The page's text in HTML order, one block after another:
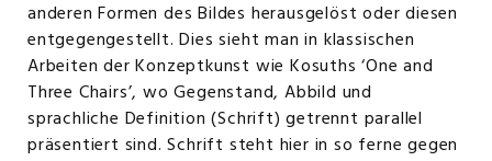
anderen Formen des Bildes herausgelöst oder diesen
entgegengestellt. Dies sieht man in klassischen
Arbeiten der Konzeptkunst wie Kosuths ‘One and
Three Chairs’, wo Gegenstand, Abbild und
sprachliche Definition (Schrift) getrennt parallel
präsentiert sind. Schrift steht hier in so ferne gegen